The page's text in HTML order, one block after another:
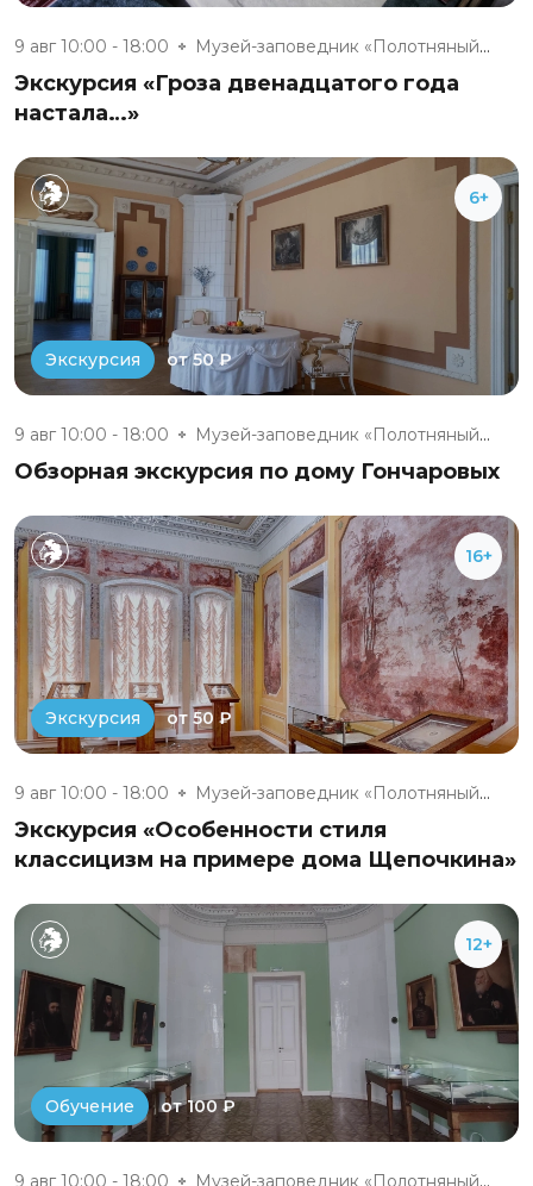
9 авг 10:00 - 18:00 Музей-заповедник «Полотняный З...
Экскурсия «Гроза двенадцатого года
настала…»
6+
Экскурсия от 50 ₽
9 авг 10:00 - 18:00 Музей-заповедник «Полотняный З...
Обзорная экскурсия по дому Гончаровых
16+
Экскурсия от 50 ₽
9 авг 10:00 - 18:00 Музей-заповедник «Полотняный З...
Экскурсия «Особенности стиля
классицизм на примере дома Щепочкина»
12+
Обучение от 100 ₽
9 авг 10:00 - 18:00 Музей-заповедник «Полотняный З...